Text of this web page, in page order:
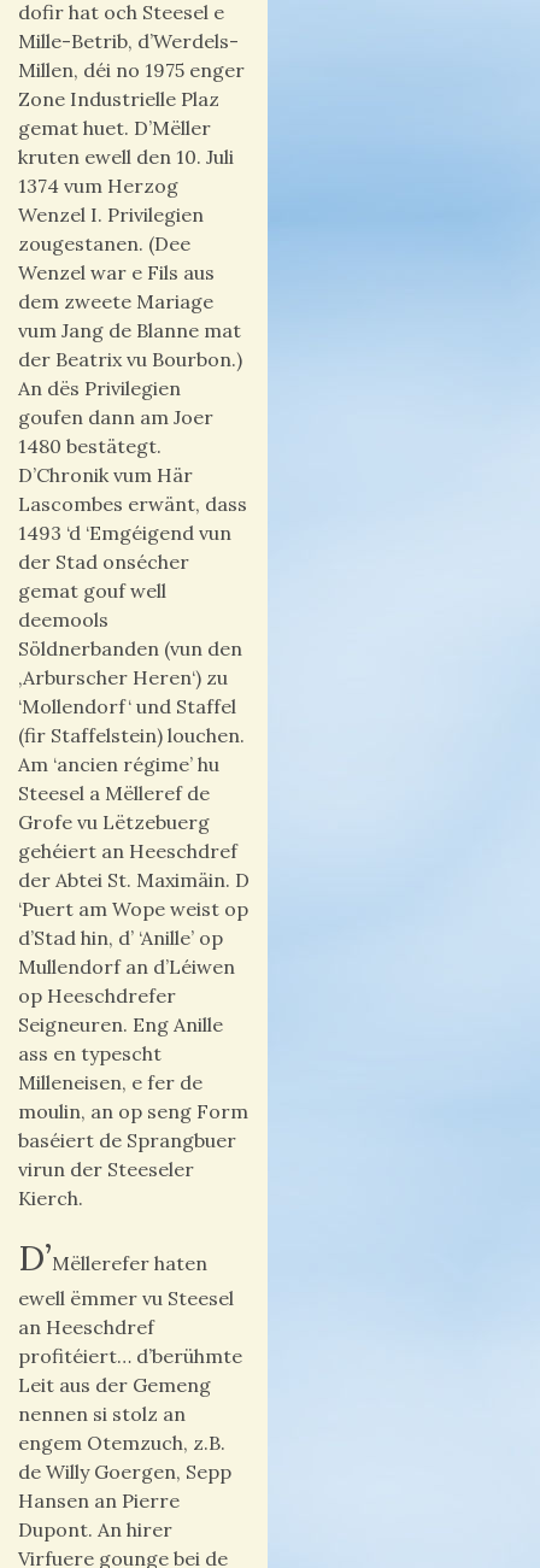
dofir hat och Steesel e
Mille-Betrib, d’Werdels-
Millen, déi no 1975 enger
Zone Industrielle Plaz
gemat huet. D’Mëller
kruten ewell den 10. Juli
1374 vum Herzog
Wenzel I. Privilegien
zougestanen. (Dee
Wenzel war e Fils aus
dem zweete Mariage
vum Jang de Blanne mat
der Beatrix vu Bourbon.)
An dës Privilegien
goufen dann am Joer
1480 bestätegt.
D’Chronik vum Här
Lascombes erwänt, dass
1493 ‘d ‘Emgéigend vun
der Stad onsécher
gemat gouf well
deemools
Söldnerbanden (vun den
‚Arburscher Heren‘) zu
‘Mollendorf‘ und Staffel
(fir Staffelstein) louchen.
Am ‘ancien régime’ hu
Steesel a Mëlleref de
Grofe vu Lëtzebuerg
gehéiert an Heeschdref
der Abtei St. Maximäin. D
‘Puert am Wope weist op
d’Stad hin, d’ ‘Anille’ op
Mullendorf an d’Léiwen
op Heeschdrefer
Seigneuren. Eng Anille
ass en typescht
Milleneisen, e fer de
moulin, an op seng Form
baséiert de Sprangbuer
virun der Steeseler
Kierch.
D’Mëllerefer haten
ewell ëmmer vu Steesel
an Heeschdref
profitéiert… d’berühmte
Leit aus der Gemeng
nennen si stolz an
engem Otemzuch, z.B.
de Willy Goergen, Sepp
Hansen an Pierre
Dupont. An hirer
Virfuere gounge bei de